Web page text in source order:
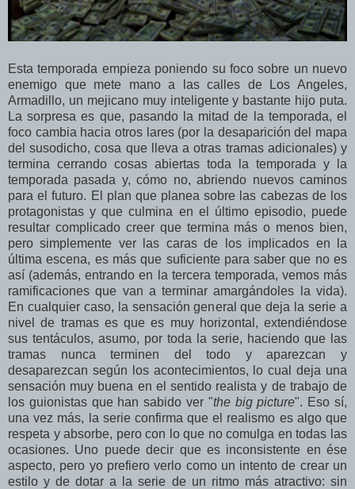
Esta temporada empieza poniendo su foco sobre un nuevo
enemigo que mete mano a las calles de Los Angeles,
Armadillo, un mejicano muy inteligente y bastante hijo puta.
La sorpresa es que, pasando la mitad de la temporada, el
foco cambia hacia otros lares (por la desaparición del mapa
del susodicho, cosa que lleva a otras tramas adicionales) y
termina cerrando cosas abiertas toda la temporada y la
temporada pasada y, cómo no, abriendo nuevos caminos
para el futuro. El plan que planea sobre las cabezas de los
protagonistas y que culmina en el último episodio, puede
resultar complicado creer que termina más o menos bien,
pero simplemente ver las caras de los implicados en la
última escena, es más que suficiente para saber que no es
así (además, entrando en la tercera temporada, vemos más
ramificaciones que van a terminar amargándoles la vida).
En cualquier caso, la sensación general que deja la serie a
nivel de tramas es que es muy horizontal, extendiéndose
sus tentáculos, asumo, por toda la serie, haciendo que las
tramas nunca terminen del todo y aparezcan y
desaparezcan según los acontecimientos, lo cual deja una
sensación muy buena en el sentido realista y de trabajo de
los guionistas que han sabido ver "the big picture". Eso sí,
una vez más, la serie confirma que el realismo es algo que
respeta y absorbe, pero con lo que no comulga en todas las
ocasiones. Uno puede decir que es inconsistente en ése
aspecto, pero yo prefiero verlo como un intento de crear un
estilo y de dotar a la serie de un ritmo más atractivo: sin